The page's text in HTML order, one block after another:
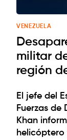
VENEZUELA
militar
región
El jefe del
Fuerzas de
Khan
helicóptero